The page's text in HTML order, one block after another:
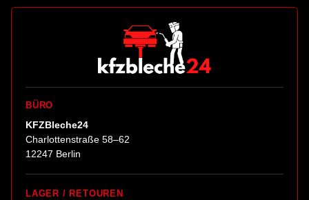
BÜRO
KFZBleche24
Charlottenstraße 58–62
12247 Berlin
LAGER / RETOUREN